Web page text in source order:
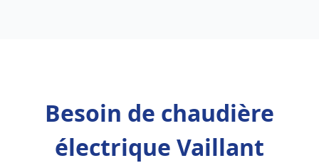
Besoin de chaudière
électrique Vaillant